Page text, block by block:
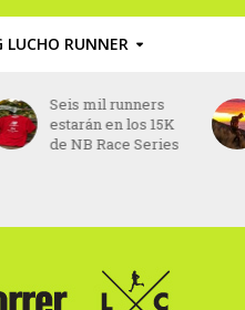
LUCHO RUNNER
UTACCH: todo listo
para vivir una fiesta
por los 15 años